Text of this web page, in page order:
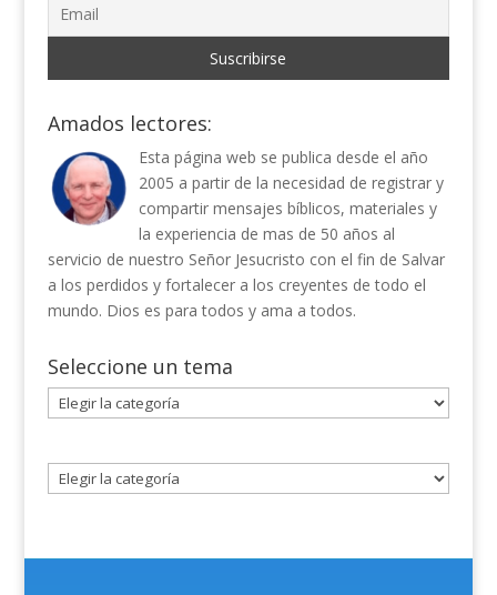
Amados lectores:
Esta página web se publica desde el año
2005 a partir de la necesidad de registrar y
compartir mensajes bíblicos, materiales y
la experiencia de mas de 50 años al
servicio de nuestro Señor Jesucristo con el fin de Salvar
a los perdidos y fortalecer a los creyentes de todo el
mundo. Dios es para todos y ama a todos.
Seleccione un tema
Seleccione
un